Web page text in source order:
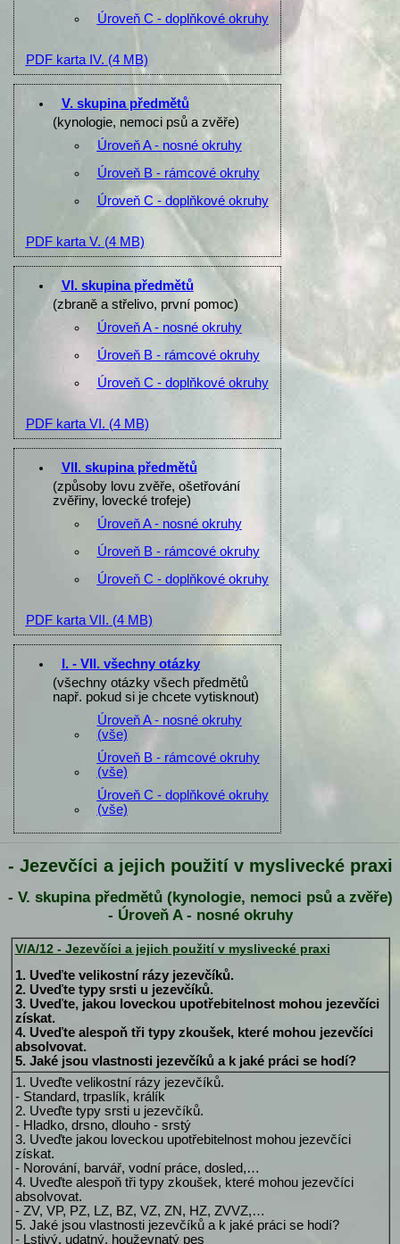
Úroveň C - doplňkové okruhy
PDF karta IV. (4 MB)
V. skupina předmětů
(kynologie, nemoci psů a zvěře)
Úroveň A - nosné okruhy
Úroveň B - rámcové okruhy
Úroveň C - doplňkové okruhy
PDF karta V. (4 MB)
VI. skupina předmětů
(zbraně a střelivo, první pomoc)
Úroveň A - nosné okruhy
Úroveň B - rámcové okruhy
Úroveň C - doplňkové okruhy
PDF karta VI. (4 MB)
VII. skupina předmětů
(způsoby lovu zvěře, ošetřování
zvěřiny, lovecké trofeje)
Úroveň A - nosné okruhy
Úroveň B - rámcové okruhy
Úroveň C - doplňkové okruhy
PDF karta VII. (4 MB)
I. - VII. všechny otázky
(všechny otázky všech předmětů
např. pokud si je chcete vytisknout)
Úroveň A - nosné okruhy
(vše)
Úroveň B - rámcové okruhy
(vše)
Úroveň C - doplňkové okruhy
(vše)
- Jezevčíci a jejich použití v myslivecké praxi
- V. skupina předmětů (kynologie, nemoci psů a zvěře)
- Úroveň A - nosné okruhy
V/A/12 - Jezevčíci a jejich použití v myslivecké praxi
1. Uveďte velikostní rázy jezevčíků.
2. Uveďte typy srsti u jezevčíků.
3. Uveďte, jakou loveckou upotřebitelnost mohou jezevčíci
získat.
4. Uveďte alespoň tři typy zkoušek, které mohou jezevčíci
absolvovat.
5. Jaké jsou vlastnosti jezevčíků a k jaké práci se hodí?
1. Uveďte velikostní rázy jezevčíků.
- Standard, trpaslík, králík
2. Uveďte typy srsti u jezevčíků.
- Hladko, drsno, dlouho - srstý
3. Uveďte jakou loveckou upotřebitelnost mohou jezevčíci
získat.
- Norování, barvář, vodní práce, dosled,…
4. Uveďte alespoň tři typy zkoušek, které mohou jezevčíci
absolvovat.
- ZV, VP, PZ, LZ, BZ, VZ, ZN, HZ, ZVVZ,…
5. Jaké jsou vlastnosti jezevčíků a k jaké práci se hodí?
- Lstivý, udatný, houževnatý pes